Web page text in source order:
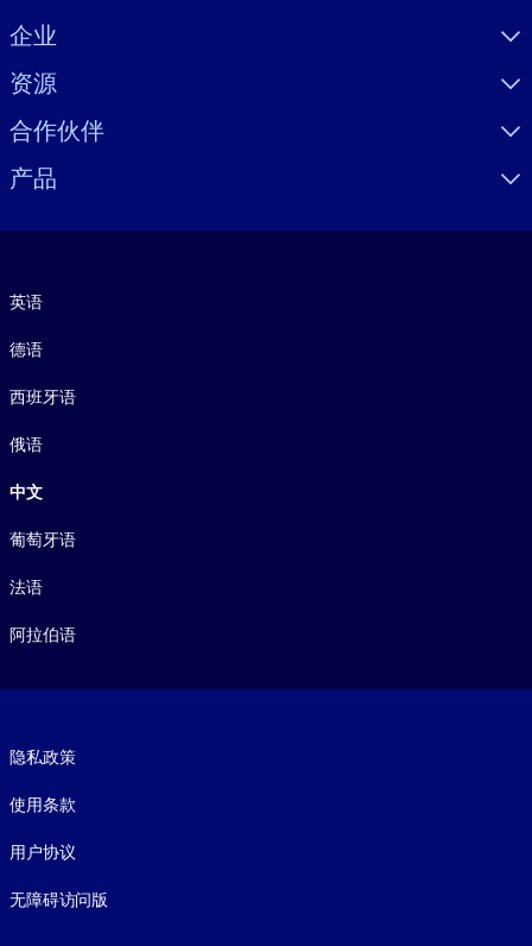
Visually hidden Text
企业
资源
合作伙伴
产品
英语
德语
西班牙语
俄语
中文
葡萄牙语
法语
阿拉伯语
隐私政策
使用条款
用户协议
无障碍访问版